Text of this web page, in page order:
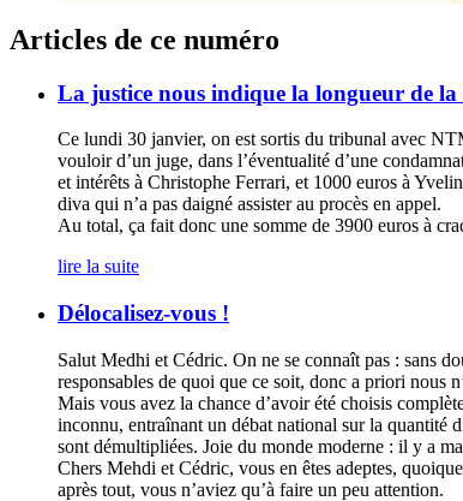
Articles de ce numéro
La justice nous indique la longueur de la
Ce lundi 30 janvier, on est sortis du tribunal avec
vouloir d’un juge, dans l’éventualité d’une
et intérêts à Christophe Ferrari, et 1000 euros à
diva qui n’a pas daigné assister au procès en appel.
Au total, ça fait donc une somme de 3900 euros à
lire la suite
Délocalisez-vous !
Salut Medhi et Cédric. On ne se connaît pas : sans
responsables de quoi que ce soit, donc a priori nous
Mais vous avez la chance d’avoir été choisis
inconnu, entraînant un débat national sur la quantité
sont démultipliées. Joie du monde moderne : il y a
Chers Mehdi et Cédric, vous en êtes adeptes,
après tout, vous n’aviez qu’à faire un peu attention.